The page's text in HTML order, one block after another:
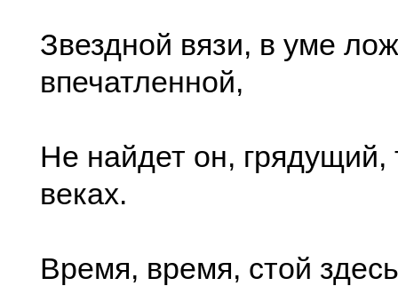
Звездной вязи, в уме
впечатленной,
Не найдет он, грядущий,
веках.
Время, время, стой